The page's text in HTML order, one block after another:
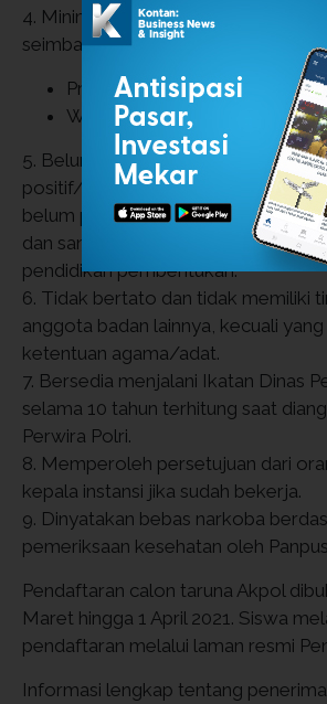
4. Minimal tinggi badan, dengan
seimbang menurut ketentuan yang
Pria: 165 cm.
Wanita: 163 cm.
5. Belum pernah menikah secara
positif/agama/adat, belum pernah
belum pernah memiliki anak biologis
dan sanggup untuk tidak menikah
pendidikan pembentukan.
6. Tidak bertato dan tidak memiliki
anggota badan lainnya, kecuali
ketentuan agama/adat.
7. Bersedia menjalani Ikatan Dinas
selama 10 tahun terhitung saat
Perwira Polri.
8. Memperoleh persetujuan dari
kepala instansi jika sudah bekerja.
9. Dinyatakan bebas narkoba
pemeriksaan kesehatan oleh
Pendaftaran calon taruna Akpol
Maret hingga 1 April 2021. Siswa
pendaftaran melalui laman resmi
Informasi lengkap tentang